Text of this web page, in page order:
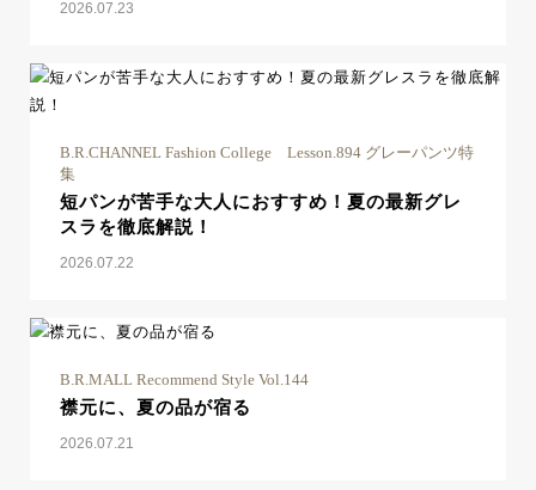
2026.07.23
B.R.CHANNEL Fashion College Lesson.894 グレーパンツ特
集
短パンが苦手な大人におすすめ！夏の最新グレ
スラを徹底解説！
2026.07.22
B.R.MALL Recommend Style Vol.144
襟元に、夏の品が宿る
2026.07.21